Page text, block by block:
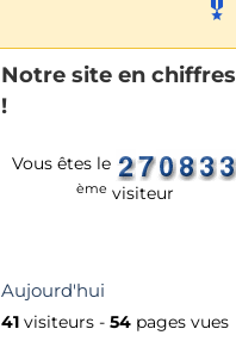
Notre site en chiffres
!
Vous êtes le
ème visiteur
Aujourd'hui
41 visiteurs -54 pages vues